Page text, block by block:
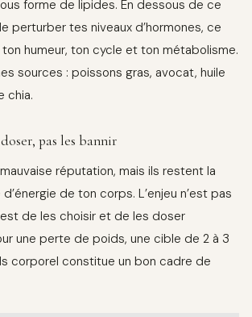
forme de lipides. En dessous de ce
perturber tes niveaux d’hormones, ce
humeur, ton cycle et ton métabolisme.
sources : poissons gras, avocat, huile
chia.
pas les bannir
réputation, mais ils restent la
de ton corps. L’enjeu n’est pas
de les choisir et de les doser
une perte de poids, une cible de 2 à 3
corporel constitue un bon cadre de